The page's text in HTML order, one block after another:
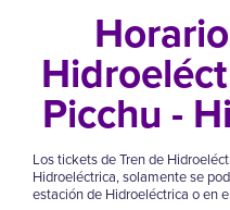
Picchu -
Los tickets de Tren de
Hidroeléctrica, solamente se
estación de Hidroeléctrica o en